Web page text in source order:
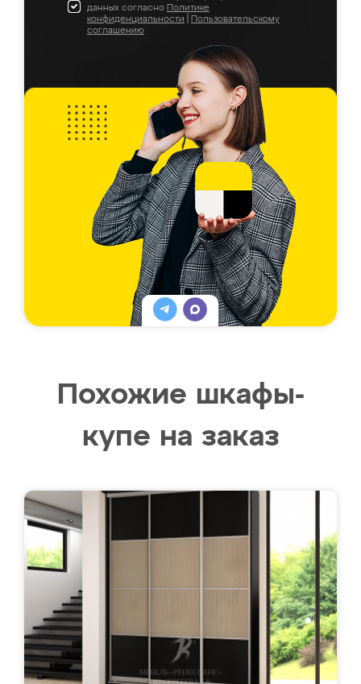
данных согласно Политике
конфиденциальности
Пользовательскому
соглашению
Похожие шкафы-
купе на заказ